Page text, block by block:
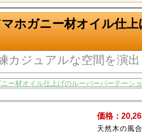
ホガニー材オイル仕
カジュアルな空間を演出
価格：
天然木の風